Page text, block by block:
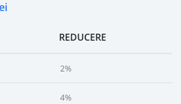
REDUCERE
2%
4%